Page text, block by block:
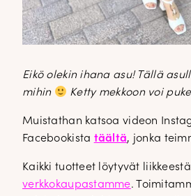
Eikö olekin ihana asu! Tällä
mihin
Ketty mekkoon voi
Muistathan katsoa videon
Facebookista täältä, jonka
Kaikki tuotteet löytyvät
verkkokaupastamme.
Tilaa tyylikirje ja inspiroidu ajattomasta
uutuudet ja ajattomat ideat saapuvat
Tilaa tyylikirje